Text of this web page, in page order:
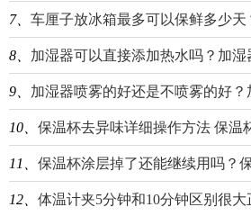
7、 车厘子放冰箱最多可以保鲜多少天？车厘子
8、 加湿器可以直接添加热水吗？加湿器
9、 加湿器喷雾的好还是不喷雾的好？加湿器
10、 保温杯去异味详细操作方法 保温杯
11、 保温杯涂层掉了还能继续用吗？保温
12、 体温计夹5分钟和10分钟区别很大正常吗？水银